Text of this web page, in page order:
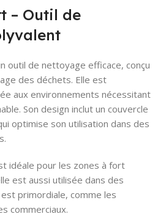
– Outil de
outil de nettoyage efficace, conçu
des déchets. Elle est
aux environnements nécessitant
Son design inclut un couvercle
optimise son utilisation dans des
idéale pour les zones à fort
est aussi utilisée dans des
primordiale, comme les
commerciaux.